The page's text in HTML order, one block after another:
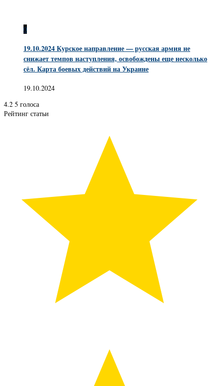
0
19.10.2024 Курское направление — русская армия не
снижает темпов наступления, освобождены еще несколько
сёл. Карта боевых действий на Украине
19.10.2024
4.2 5 голоса
Рейтинг статьи